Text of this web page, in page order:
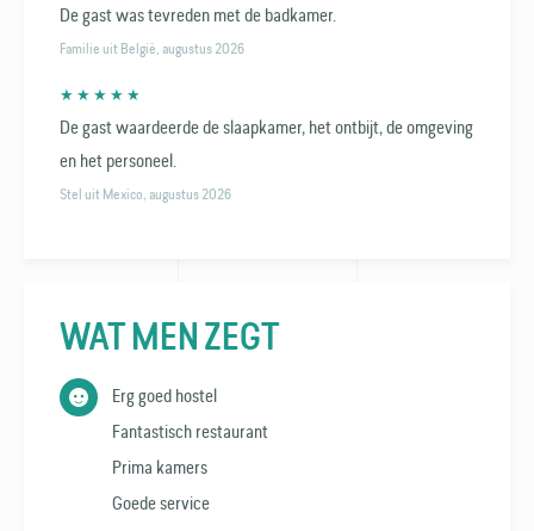
De gast was tevreden met de badkamer.
Familie uit België, augustus 2026
★ ★ ★ ★ ★
De gast waardeerde de slaapkamer, het ontbijt, de omgeving
en het personeel.
Stel uit Mexico, augustus 2026
WAT MEN ZEGT
Erg goed hostel
Fantastisch restaurant
Prima kamers
Goede service